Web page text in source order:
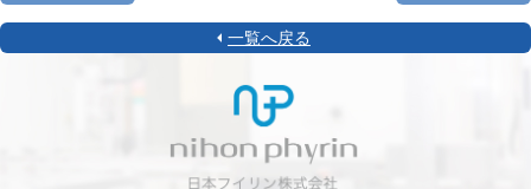
一覧へ戻る